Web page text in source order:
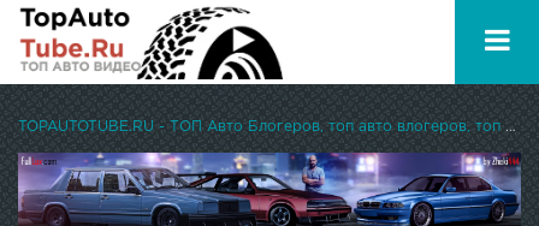
TOPAUTOTUBE.RU - ТОП Авто Блогеров, топ авто влогеров, топ авто ютуберов